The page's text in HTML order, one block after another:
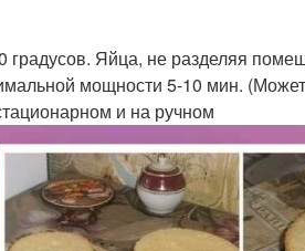
Яйца, не разделяя
мощности 5-10 мин.
и на ручном